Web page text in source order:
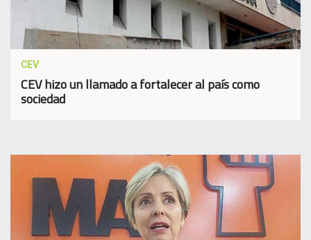
CEV
CEV hizo un llamado a fortalecer al país como
sociedad